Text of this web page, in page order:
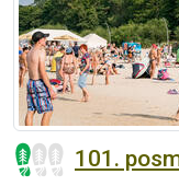
101.